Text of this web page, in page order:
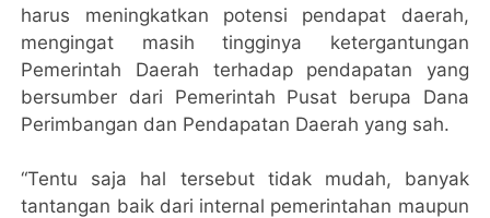
harus meningkatkan potensi pendapat daerah,
mengingat masih tingginya ketergantungan
Pemerintah Daerah terhadap pendapatan yang
bersumber dari Pemerintah Pusat berupa Dana
Perimbangan dan Pendapatan Daerah yang sah.
“Tentu saja hal tersebut tidak mudah, banyak
tantangan baik dari internal pemerintahan maupun